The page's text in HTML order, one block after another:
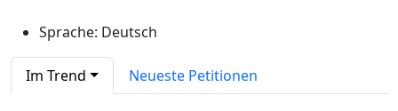
Sprache: Deutsch
Im Trend Neueste Petitionen